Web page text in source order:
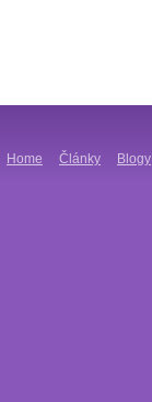
Home Články Blogy